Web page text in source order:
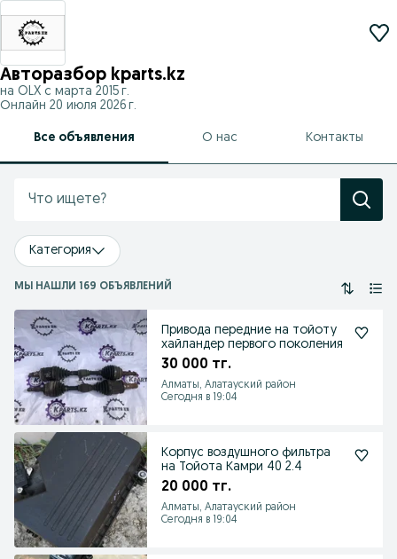
Авторазбор kparts.kz
на OLX с марта 2015 г.
Онлайн 20 июля 2026 г.
Все объявления О нас Контакты
Категория
МЫ НАШЛИ 169 ОБЪЯВЛЕНИЙ
Привода передние на тойоту
хайландер первого поколения
30 000 тг.
Алматы, Алатауский район
Сегодня в 19:04
Корпус воздушного фильтра
на Тойота Камри 40 2.4
20 000 тг.
Алматы, Алатауский район
Сегодня в 19:04